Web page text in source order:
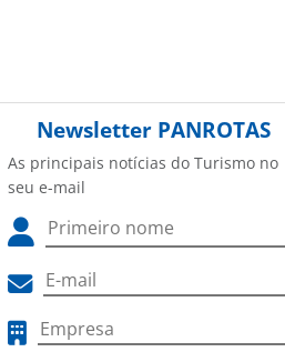
Newsletter PANROTAS
As principais notícias do Turismo no
seu e-mail